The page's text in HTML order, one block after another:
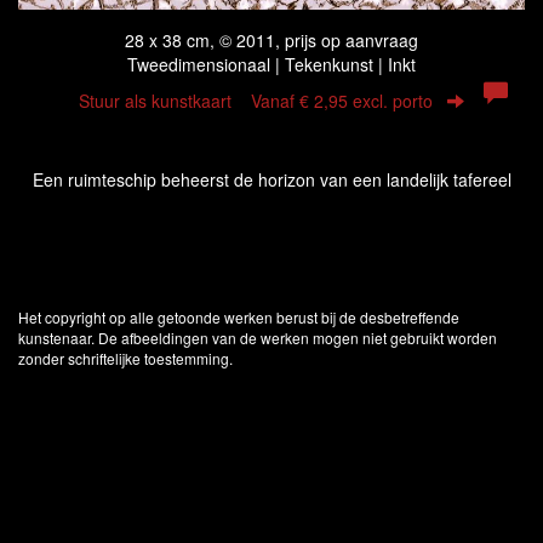
28 x 38 cm, © 2011, prijs op aanvraag
Tweedimensionaal | Tekenkunst | Inkt
Stuur als kunstkaart Vanaf € 2,95 excl. porto
Een ruimteschip beheerst de horizon van een landelijk tafereel
Het copyright op alle getoonde werken berust bij de desbetreffende
kunstenaar. De afbeeldingen van de werken mogen niet gebruikt worden
zonder schriftelijke toestemming.